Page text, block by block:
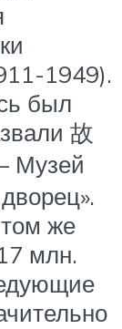
1949).
был
故
Музей
же
млн.